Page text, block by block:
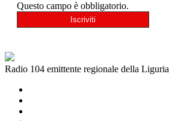
Questo campo è obbligatorio.
Radio 104 emittente regionale della Liguria